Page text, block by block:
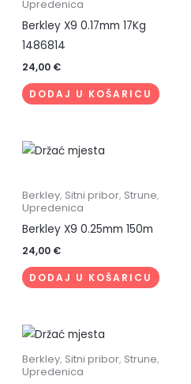
Upredenica
Berkley X9 0.17mm 17Kg
1486814
24,00 €
DODAJ U KOŠARICU
Berkley, Sitni pribor, Strune,
Upredenica
Berkley X9 0.25mm 150m
24,00 €
DODAJ U KOŠARICU
Berkley, Sitni pribor, Strune,
Upredenica